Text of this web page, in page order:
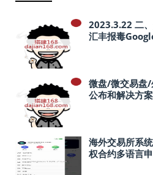
2023.3.22 二
汇丰报毒
微盘/微交易盘/
公布和解决方案
海外交易所系
权合约多语言